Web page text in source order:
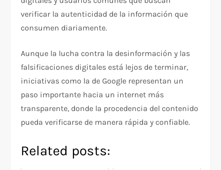
verificar la autenticidad de la información que
consumen diariamente.
Aunque la lucha contra la desinformación y las
falsificaciones digitales está lejos de terminar,
iniciativas como la de Google representan un
paso importante hacia un internet más
transparente, donde la procedencia del contenido
pueda verificarse de manera rápida y confiable.
Related posts: